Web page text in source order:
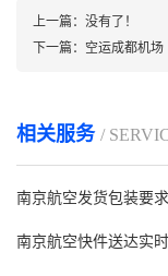
上一篇： 没有了！
下一篇： 空运成都机场
相关服务 /
南京航空发货包装要求
南京航空快件送达实